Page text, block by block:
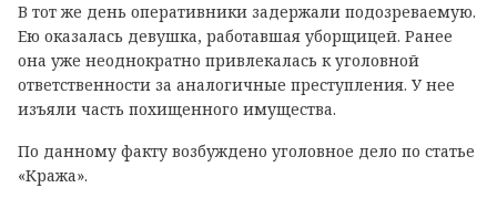
В тот же день оперативники задержали подозреваемую.
Ею оказалась девушка, работавшая уборщицей. Ранее
она уже неоднократно привлекалась к уголовной
ответственности за аналогичные преступления. У нее
изъяли часть похищенного имущества.
По данному факту возбуждено уголовное дело по статье
«Кража».